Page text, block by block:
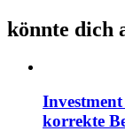
könnte dich
korrekte